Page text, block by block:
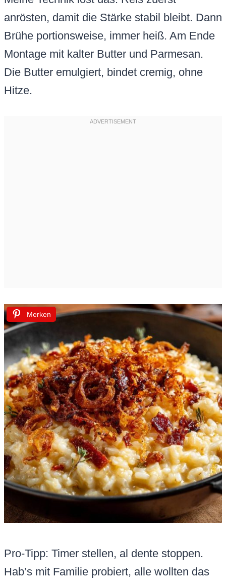
anrösten, damit die Stärke stabil bleibt. Dann
Brühe portionsweise, immer heiß. Am Ende
Montage mit kalter Butter und Parmesan.
Die Butter emulgiert, bindet cremig, ohne
Hitze.
Merken
Pro-Tipp: Timer stellen, al dente stoppen.
Hab’s mit Familie probiert, alle wollten das